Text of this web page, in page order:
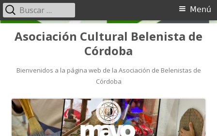
Asociación Cultural Belenista de
Córdoba
Bienvenidos a la página web de la Asociación de Belenistas de
Córdoba
Menú